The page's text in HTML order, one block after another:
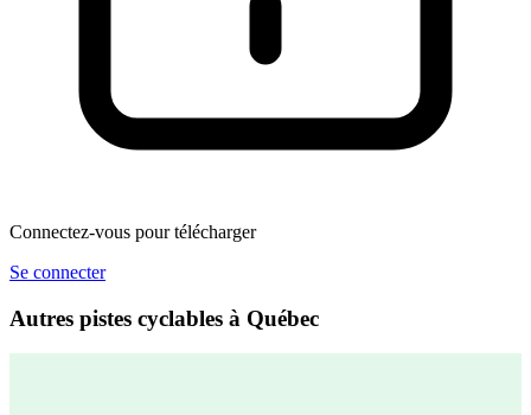
Connectez-vous pour télécharger
Se connecter
Autres pistes cyclables à Québec